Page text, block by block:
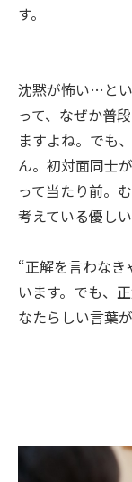
す。
沈黙が怖い…と
って、なぜか普
ますよね。でも
ん。初対面同士
って当たり前。
考えている優し
“正解を言わな
います。でも、
なたらしい言葉